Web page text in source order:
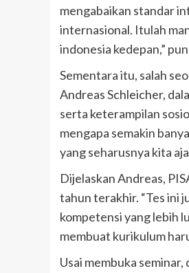
mengabaikan standar
internasional. Itulah
indonesia kedepan,”
Sementara itu, salah
Andreas Schleicher,
serta keterampilan
mengapa semakin
yang seharusnya kita
Dijelaskan Andreas,
tahun terakhir. “Tes ini
kompetensi yang lebih
membuat kurikulum
Usai membuka